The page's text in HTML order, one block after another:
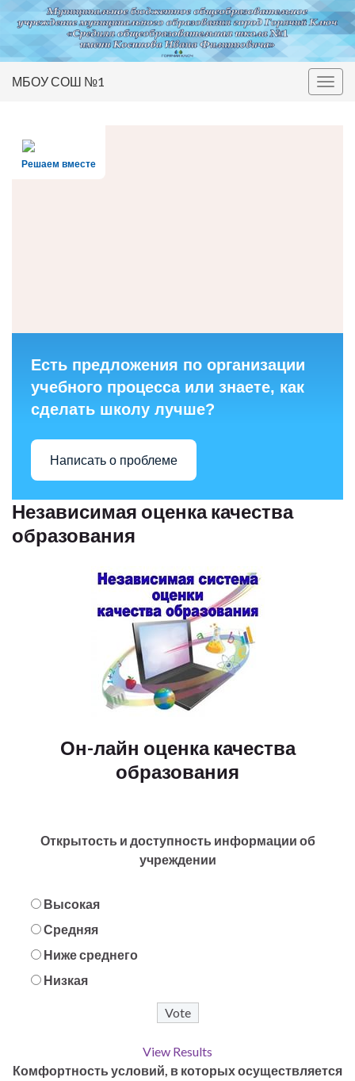
Вкл/
МБОУ СОШ №1
Решаем вместе
Есть предложения по организации
учебного процесса или знаете, как
сделать школу лучше?
Написать о проблеме
Независимая оценка качества
образования
Он-лайн оценка качества
образования
Открытость и доступность информации об
учреждении
Высокая
Средняя
Ниже среднего
Низкая
View Results
Комфортность условий, в которых осуществляется